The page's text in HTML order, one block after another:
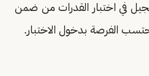
في اختبار القدرات من ضمن
الفرصة بدخول الاختبار.